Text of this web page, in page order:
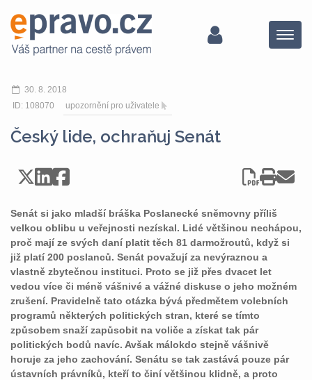
Menu
30. 8. 2018
ID: 108070
upozornění pro uživatele
Český lide, ochraňuj Senát
Senát si jako mladší bráška Poslanecké sněmovny příliš
velkou oblibu u veřejnosti nezískal. Lidé většinou nechápou,
proč mají ze svých daní platit těch 81 darmožroutů, když si
již platí 200 poslanců. Senát považují za nevýraznou a
vlastně zbytečnou instituci. Proto se již přes dvacet let
vedou více či méně vášnivé a vážné diskuse o jeho možném
zrušení. Pravidelně tato otázka bývá předmětem volebních
programů některých politických stran, které se tímto
způsobem snaží zapůsobit na voliče a získat tak pár
politických bodů navíc. Avšak málokdo stejně vášnivě
horuje za jeho zachování. Senátu se tak zastává pouze pár
ústavních právníků, kteří to činí většinou klidně, a proto